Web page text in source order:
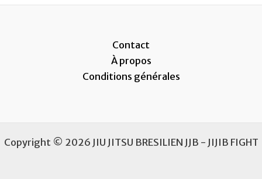
Contact
À propos
Conditions générales
Copyright © 2026 JIU JITSU BRESILIEN JJB - JIJIB FIGHT